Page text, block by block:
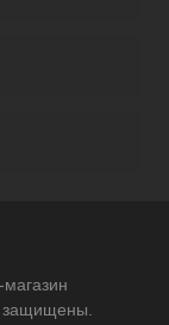
защищены.